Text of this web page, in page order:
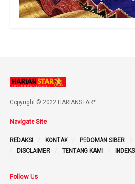
Copyright © 2022 HARIANSTAR*
Navigate Site
REDAKSI KONTAK PEDOMAN SIBER
DISCLAIMER
TENTANG KAMI INDEKS
Follow Us